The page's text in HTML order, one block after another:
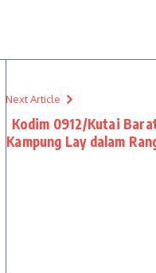
Next Article
Kodim 0912/Kutai
Kampung Lay dalam